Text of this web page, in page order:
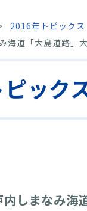
2016年トピックス
海道「大島道路
ック
内しまなみ海